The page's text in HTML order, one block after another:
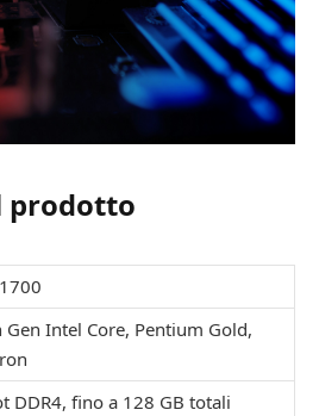
prodotto
Gen Intel Core, Pentium Gold,
DDR4, fino a 128 GB totali